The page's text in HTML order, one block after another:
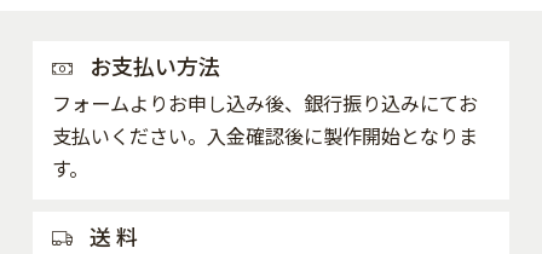
お支払い方法
フォームよりお申し込み後、銀行振り込みにてお
支払いください。入金確認後に製作開始となりま
す。
送 料